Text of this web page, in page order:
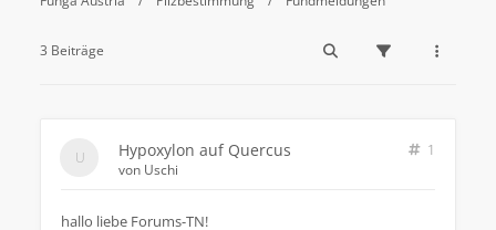
3 Beiträge
Hypoxylon auf Quercus
1
von Uschi
hallo liebe Forums-TN!